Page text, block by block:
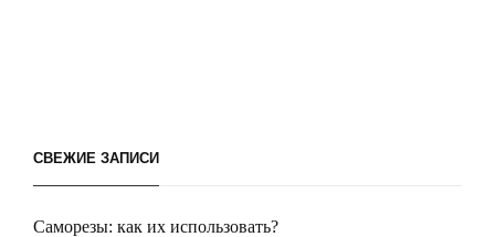
СВЕЖИЕ ЗАПИСИ
Саморезы: как их использовать?